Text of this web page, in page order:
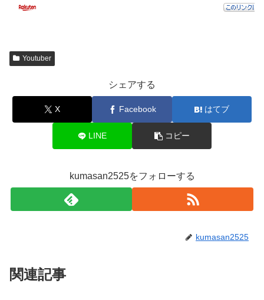
Youtuber
シェアする
X Facebook はてブ
LINE コピー
kumasan2525をフォローする
kumasan2525
関連記事